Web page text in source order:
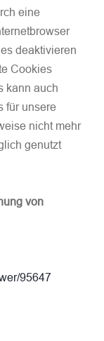
eine
deaktivieren
Cookies
kann auch
für unsere
nicht mehr
genutzt
von
95647